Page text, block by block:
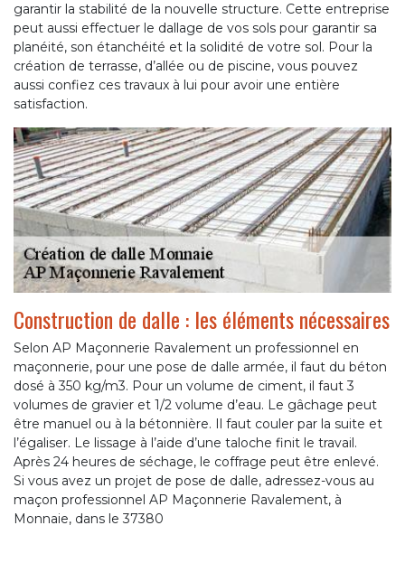
garantir la stabilité de la nouvelle structure. Cette entreprise
peut aussi effectuer le dallage de vos sols pour garantir sa
planéité, son étanchéité et la solidité de votre sol. Pour la
création de terrasse, d’allée ou de piscine, vous pouvez
aussi confiez ces travaux à lui pour avoir une entière
satisfaction.
Construction de dalle : les éléments nécessaires
Selon AP Maçonnerie Ravalement un professionnel en
maçonnerie, pour une pose de dalle armée, il faut du béton
dosé à 350 kg/m3. Pour un volume de ciment, il faut 3
volumes de gravier et 1/2 volume d’eau. Le gâchage peut
être manuel ou à la bétonnière. Il faut couler par la suite et
l’égaliser. Le lissage à l’aide d’une taloche finit le travail.
Après 24 heures de séchage, le coffrage peut être enlevé.
Si vous avez un projet de pose de dalle, adressez-vous au
maçon professionnel AP Maçonnerie Ravalement, à
Monnaie, dans le 37380